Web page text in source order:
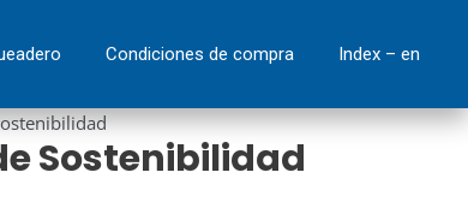
Condiciones de compra Index – en
Sostenibilidad
quantity